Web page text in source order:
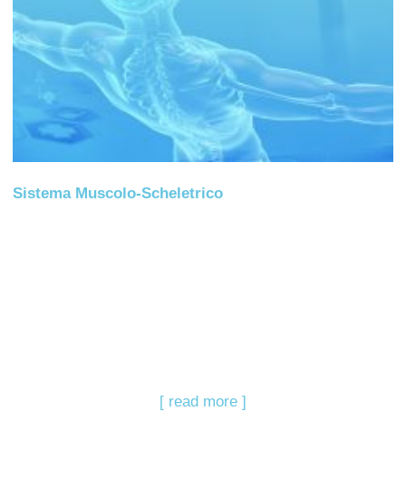
Sistema Muscolo-Scheletrico
[ read more ]